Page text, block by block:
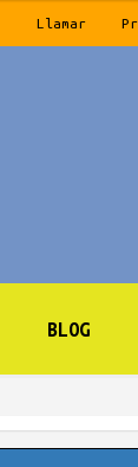
Llamar
BLOG